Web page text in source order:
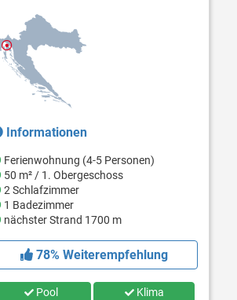
Informationen
Ferienwohnung (4-5 Personen)
50 m² / 1. Obergeschoss
2 Schlafzimmer
1 Badezimmer
nächster Strand 1700 m
78% Weiterempfehlung
Pool Klima